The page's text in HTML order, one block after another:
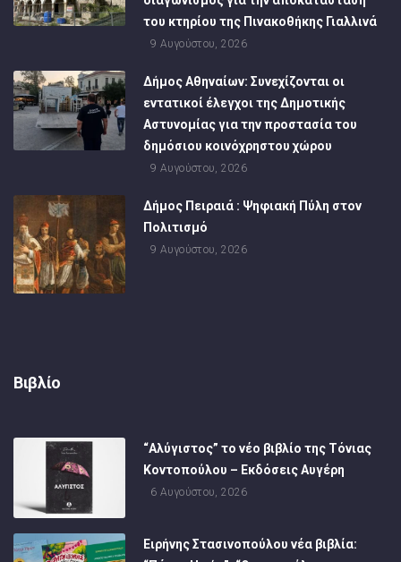
του κτηρίου της Πινακοθήκης Γιαλλινά
9 Αυγούστου, 2026
Δήμος Αθηναίων: Συνεχίζονται οι
εντατικοί έλεγχοι της Δημοτικής
Αστυνομίας για την προστασία του
δημόσιου κοινόχρηστου χώρου
9 Αυγούστου, 2026
Δήμος Πειραιά : Ψηφιακή Πύλη στον
Πολιτισμό
9 Αυγούστου, 2026
Βιβλίο
“Αλύγιστος” το νέο βιβλίο της Τόνιας
Κοντοπούλου – Εκδόσεις Αυγέρη
6 Αυγούστου, 2026
Ειρήνης Στασινοπούλου νέα βιβλία: